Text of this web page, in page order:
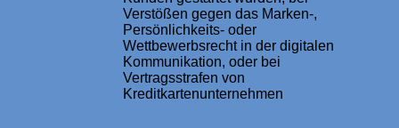
Verstößen gegen das Marken-,
Persönlichkeits- oder
Wettbewerbsrecht in der digitalen
Kommunikation, oder bei
Vertragsstrafen von
Kreditkartenunternehmen